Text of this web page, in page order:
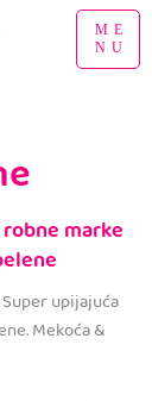
ME
NU
marke
upijajuća
Mekoća &